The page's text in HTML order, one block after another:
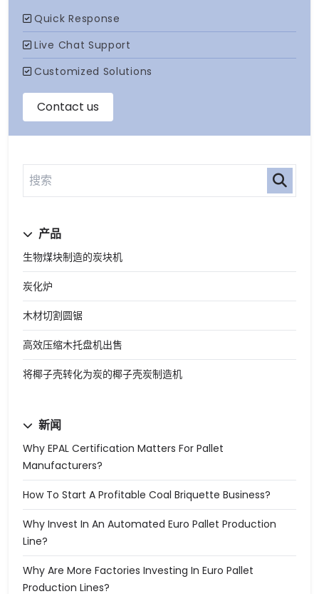
产品
生物煤块制造的炭块机
炭化炉
木材切割圆锯
高效压缩木托盘机出售
将椰子壳转化为炭的椰子壳炭制造机
新闻
Why EPAL Certification Matters For Pallet
Manufacturers?
How To Start A Profitable Coal Briquette Business?
Why Invest In An Automated Euro Pallet Production
Line?
Why Are More Factories Investing In Euro Pallet
Production Lines?